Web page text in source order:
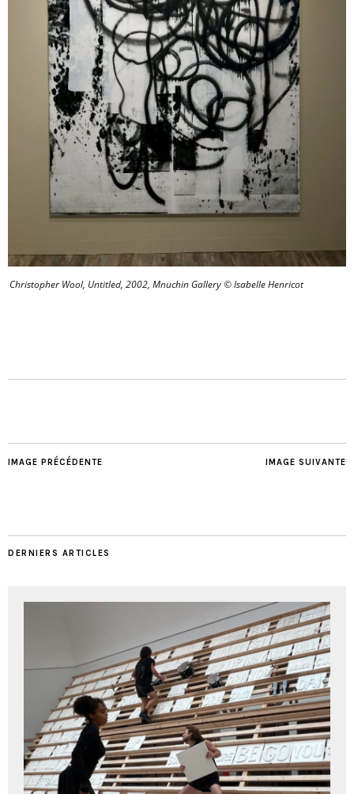
Christopher Wool, Untitled, 2002, Mnuchin Gallery © Isabelle Henricot
IMAGE SUIVANTE
IMAGE PRÉCÉDENTE
DERNIERS ARTICLES